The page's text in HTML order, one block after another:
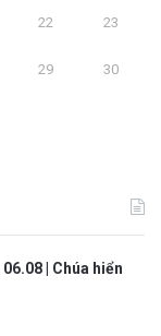
22 23
29 30
| Chúa hiển